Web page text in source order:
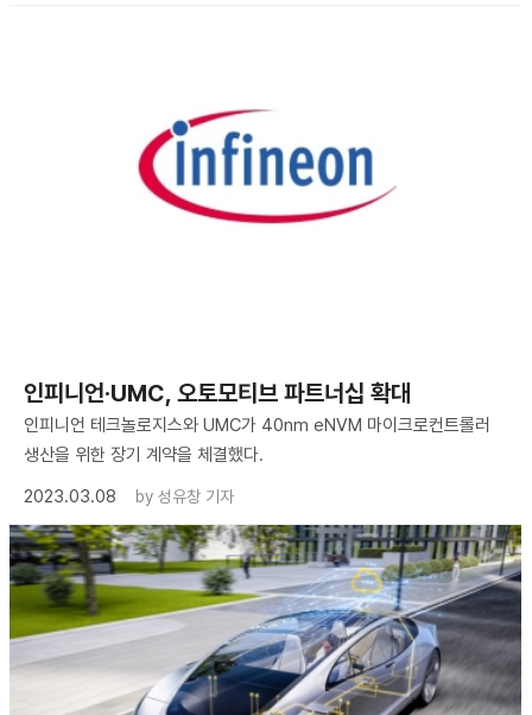
인피니언·UMC, 오토모티브 파트너십 확대
인피니언 테크놀로지스와 UMC가 40nm eNVM 마이크로컨트롤러
생산을 위한 장기 계약을 체결했다.
2023.03.08
by 성유창 기자